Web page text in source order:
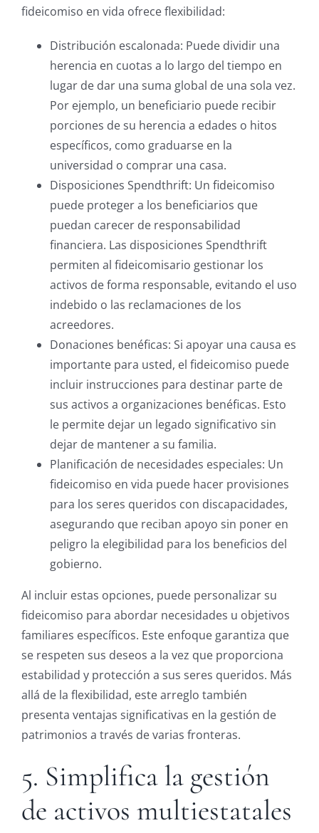
fideicomiso en vida ofrece flexibilidad:
Distribución escalonada: Puede dividir una
herencia en cuotas a lo largo del tiempo en
lugar de dar una suma global de una sola vez.
Por ejemplo, un beneficiario puede recibir
porciones de su herencia a edades o hitos
específicos, como graduarse en la
universidad o comprar una casa.
Disposiciones Spendthrift: Un fideicomiso
puede proteger a los beneficiarios que
puedan carecer de responsabilidad
financiera. Las disposiciones Spendthrift
permiten al fideicomisario gestionar los
activos de forma responsable, evitando el uso
indebido o las reclamaciones de los
acreedores.
Donaciones benéficas: Si apoyar una causa es
importante para usted, el fideicomiso puede
incluir instrucciones para destinar parte de
sus activos a organizaciones benéficas. Esto
le permite dejar un legado significativo sin
dejar de mantener a su familia.
Planificación de necesidades especiales: Un
fideicomiso en vida puede hacer provisiones
para los seres queridos con discapacidades,
asegurando que reciban apoyo sin poner en
peligro la elegibilidad para los beneficios del
gobierno.
Al incluir estas opciones, puede personalizar su
fideicomiso para abordar necesidades u objetivos
familiares específicos. Este enfoque garantiza que
se respeten sus deseos a la vez que proporciona
estabilidad y protección a sus seres queridos. Más
allá de la flexibilidad, este arreglo también
presenta ventajas significativas en la gestión de
patrimonios a través de varias fronteras.
5. Simplifica la gestión
de activos multiestatales